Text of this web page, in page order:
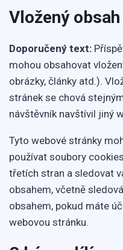
Vložený
Doporučený text:
mohou obsahovat
obrázky, články atd.).
stránek se chová
návštěvník navštívil jiný
Tyto webové stránky
používat soubory
třetích stran a sledovat
obsahem, včetně
obsahem, pokud máte
webovou stránku.